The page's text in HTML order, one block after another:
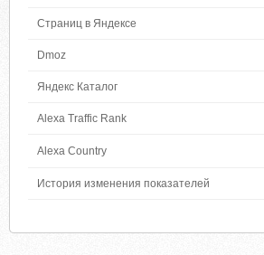
Страниц в Яндексе
Dmoz
Яндекс Каталог
Alexa Traffic Rank
Alexa Country
История изменения показателей